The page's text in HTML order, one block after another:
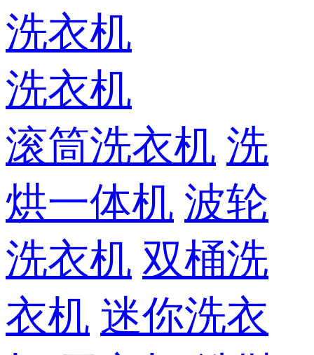
洗衣机
洗衣机
滚筒洗衣机 洗
烘一体机 波轮
洗衣机 双桶洗
衣机 迷你洗衣